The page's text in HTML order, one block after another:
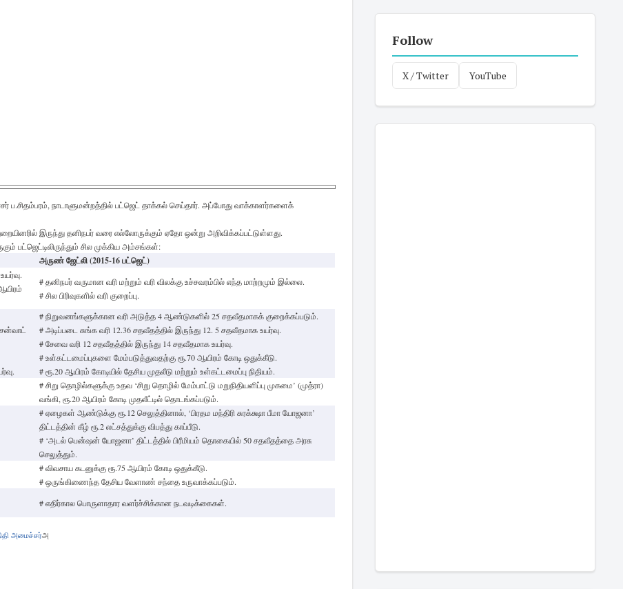
ப.சிதம்பரம், நாடாளுமன்றத்தில் பட்ஜெட் தாக்கல் செய்தார். அப்போது வாக்காளர்களைக்
இருந்து தனிநபர் வரை எல்லோருக்கும் ஏதோ ஒன்று அறிவிக்கப்பட்டுள்ளது.
பட்ஜெட்டிலிருந்தும் சில முக்கிய அம்சங்கள்:
அருண் ஜேட்லி (2015-16 பட்ஜெட்)
# தனிநபர் வருமான வரி மற்றும் வரி விலக்கு உச்சவரம்பில் எந்த மாற்றமும் இல்லை.
# சில பிரிவுகளில் வரி குறைப்பு.
# நிறுவனங்களுக்கான வரி அடுத்த 4 ஆண்டுகளில் 25 சதவீதமாகக் குறைக்கப்படும்.
# அடிப்படை சுங்க வரி 12.36 சதவீதத்தில் இருந்து 12. 5 சதவீதமாக உயர்வு.
# சேவை வரி 12 சதவீதத்தில் இருந்து 14 சதவீதமாக உயர்வு.
# உள்கட்டமைப்புகளை மேம்படுத்துவதற்கு ரூ.70 ஆயிரம் கோடி ஒதுக்கீடு.
# ரூ.20 ஆயிரம் கோடியில் தேசிய முதலீடு மற்றும் உள்கட்டமைப்பு நிதியம்.
# சிறு தொழில்களுக்கு உதவ ‘சிறு தொழில் மேம்பாட்டு மறுநிதியளிப்பு முகமை’ (முத்ரா)
வங்கி, ரூ.20 ஆயிரம் கோடி முதலீட்டில் தொடங்கப்படும்.
# ஏழைகள் ஆண்டுக்கு ரூ.12 செலுத்தினால், ‘பிரதம மந்திரி சுரக்க்ஷா பீமா யோஜனா’
திட்டத்தின் கீழ் ரூ.2 லட்சத்துக்கு விபத்து காப்பீடு.
# ‘அடல் பென்ஷன் யோஜனா’ திட்டத்தில் பிரீமியம் தொகையில் 50 சதவீதத்தை அரசு
செலுத்தும்.
# விவசாய கடனுக்கு ரூ.75 ஆயிரம் கோடி ஒதுக்கீடு.
# ஒருங்கிணைந்த தேசிய வேளாண் சந்தை உருவாக்கப்படும்.
# எதிர்கால பொருளாதார வளர்ச்சிக்கான நடவடிக்கைகள்.
அமைச்சர்அ
Follow
X / Twitter YouTube